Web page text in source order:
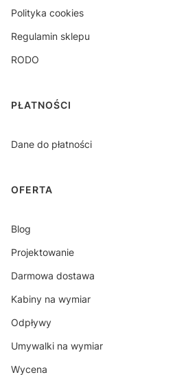
Polityka cookies
Regulamin sklepu
RODO
PŁATNOŚCI
Dane do płatności
OFERTA
Blog
Projektowanie
Darmowa dostawa
Kabiny na wymiar
Odpływy
Umywalki na wymiar
Wycena